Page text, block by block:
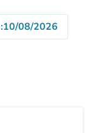
:10/08/2026